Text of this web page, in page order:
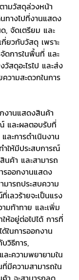
ามวัสดุล่วงหน้า
ทางไปที่งานแสดง
, จัดเตรียม และ
ยวกับวัสดุ เพราะ
ดการในพื้นที่ และ
สดุอะไรไป และส่ง
วามสะดวกในการ
งานแสดงสินค้า
และผลตอบรับที่
ละการดำเนินงาน
ำให้มีประสบการณ์
นค้า และสามารถ
รออกงานแสดง
ารถประสบความ
เลวร้ายจะเป็นแรง
มท้าทาย และเพิ่ม
ห้อยู่ต่อไปได้ การที่
ด้ในการออกงาน
วิธีการ,
ะความพยายามใน
มีความสามารถใน